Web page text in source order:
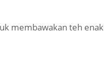
membawakan teh